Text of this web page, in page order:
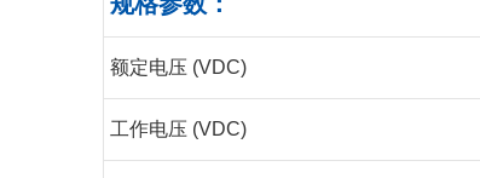
额定电压 (VDC)
工作电压 (VDC)